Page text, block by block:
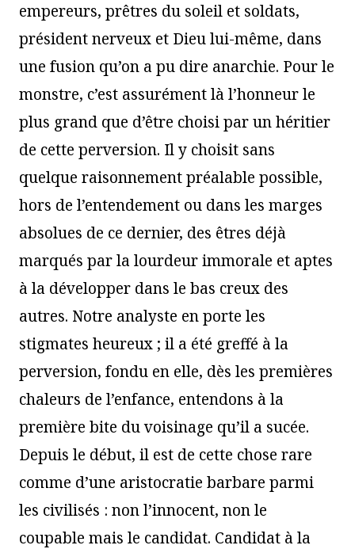
empereurs, prêtres du soleil et soldats,
président nerveux et Dieu lui-même, dans
une fusion qu’on a pu dire anarchie. Pour le
monstre, c’est assurément là l’honneur le
plus grand que d’être choisi par un héritier
de cette perversion. Il y choisit sans
quelque raisonnement préalable possible,
hors de l’entendement ou dans les marges
absolues de ce dernier, des êtres déjà
marqués par la lourdeur immorale et aptes
à la développer dans le bas creux des
autres. Notre analyste en porte les
stigmates heureux ; il a été greffé à la
perversion, fondu en elle, dès les premières
chaleurs de l’enfance, entendons à la
première bite du voisinage qu’il a sucée.
Depuis le début, il est de cette chose rare
comme d’une aristocratie barbare parmi
les civilisés : non l’innocent, non le
coupable mais le candidat. Candidat à la